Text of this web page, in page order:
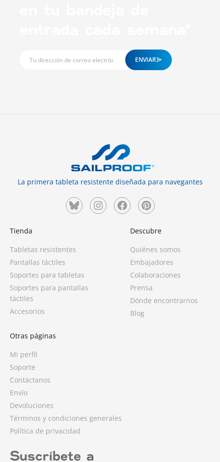
ENVIAR
La primera tableta resistente diseñada para navegantes
Tienda
Tabletas resistentes
Pantallas táctiles
Soportes para tabletas
Soportes para pantallas
táctiles
Accesorios
Descubre
Quiénes somos
Embajadores
Colaboraciones
Prensa
Dónde encontrarnos
Blog
Otras páginas
Mi perfil
Soporte
Contáctanos
Envío
Devoluciones
Términos y condiciones generales
Política de privacidad
Suscríbete a